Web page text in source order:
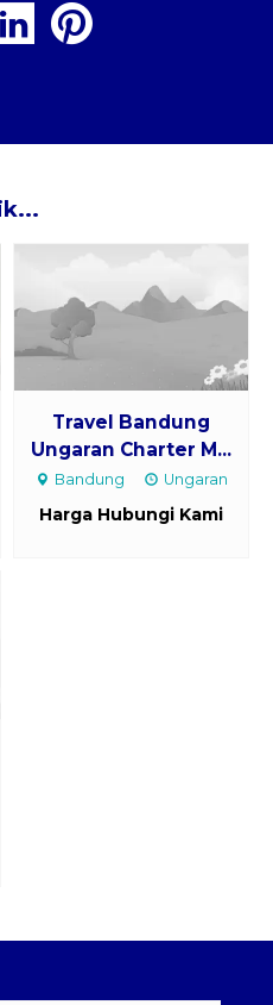
Travel Bandung
Ungaran Charter M...
Bandung Ungaran
Harga Hubungi Kami